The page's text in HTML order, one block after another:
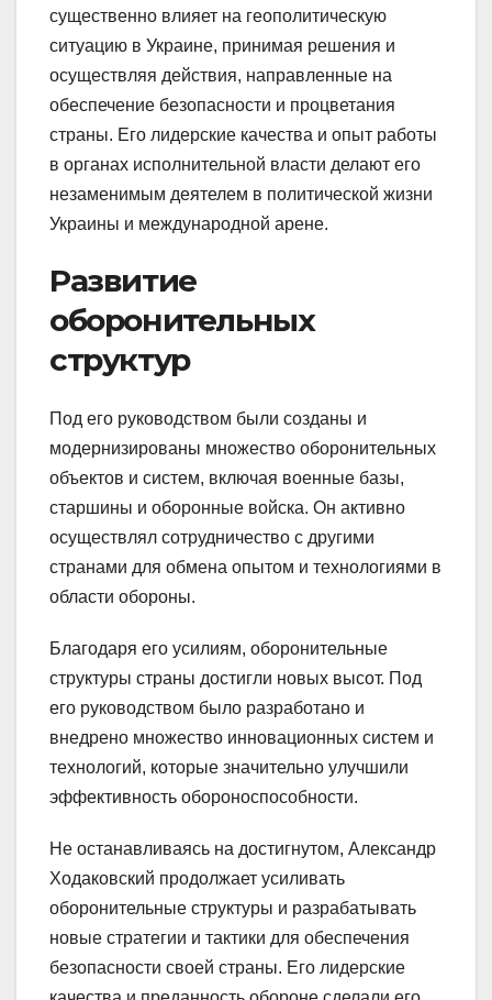
существенно влияет на геополитическую
ситуацию в Украине, принимая решения и
осуществляя действия, направленные на
обеспечение безопасности и процветания
страны. Его лидерские качества и опыт работы
в органах исполнительной власти делают его
незаменимым деятелем в политической жизни
Украины и международной арене.
Развитие
оборонительных
структур
Под его руководством были созданы и
модернизированы множество оборонительных
объектов и систем, включая военные базы,
старшины и оборонные войска. Он активно
осуществлял сотрудничество с другими
странами для обмена опытом и технологиями в
области обороны.
Благодаря его усилиям, оборонительные
структуры страны достигли новых высот. Под
его руководством было разработано и
внедрено множество инновационных систем и
технологий, которые значительно улучшили
эффективность обороноспособности.
Не останавливаясь на достигнутом, Александр
Ходаковский продолжает усиливать
оборонительные структуры и разрабатывать
новые стратегии и тактики для обеспечения
безопасности своей страны. Его лидерские